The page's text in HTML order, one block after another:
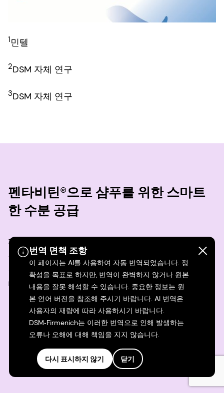
1민텔
2DSM 자체 연구
3DSM 자체 연구
펜타비틴®으로 샴푸를 위한 스마트
한 수분 공급
펜타비틴®의 샴푸 효능은 독특한 두피 매핑 기술을
통해 자주 사용했을 때 눈에 띄는 수분 공급과 피지
감소로 이어져 건강한 두피로 가꾸는 데 도움을 줍니
다.
번역 면책 조항
이 페이지는 AI를 사용하여 자동 번역되었습니다. 정
확성을 목표로 하지만, 번역이 완벽하지 않거나 원본
내용을 잘못 해석할 수 있습니다. 중요한 정보는 원
본 언어 버전을 참조해 주시기 바랍니다. AI 번역은
사용자의 재량에 따라 사용하시기 바랍니다.
DSM‑Firmenich는 이러한 번역으로 인해 발생하는
오류나 오해에 대해 책임을 지지 않습니다.
다시 표시하지 않기 닫기